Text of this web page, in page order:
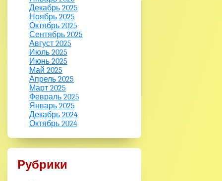
Декабрь 2025
Ноябрь 2025
Октябрь 2025
Сентябрь 2025
Август 2025
Июль 2025
Июнь 2025
Май 2025
Апрель 2025
Март 2025
Февраль 2025
Январь 2025
Декабрь 2024
Октябрь 2024
Рубрики